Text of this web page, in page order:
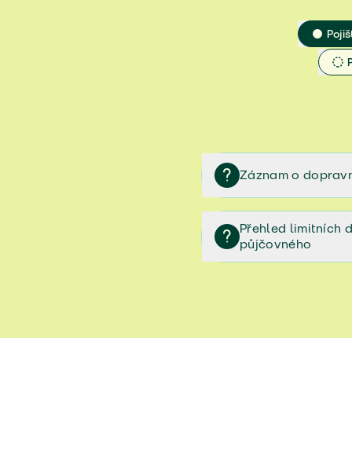
Záznam o
Záznam o dopravní
Přehled limitních
půjčovného